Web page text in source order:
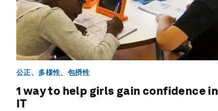
公正、多様性、包摂性
1 way to help girls gain confidence in
IT